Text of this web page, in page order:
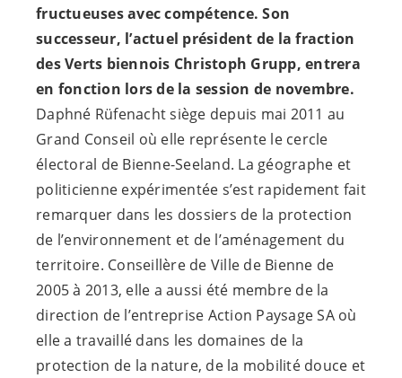
fructueuses avec compétence. Son
successeur, l’actuel président de la fraction
des Verts biennois Christoph Grupp, entrera
en fonction lors de la session de novembre.
Daphné Rüfenacht siège depuis mai 2011 au
Grand Conseil où elle représente le cercle
électoral de Bienne-Seeland. La géographe et
politicienne expérimentée s’est rapidement fait
remarquer dans les dossiers de la protection
de l’environnement et de l’aménagement du
territoire. Conseillère de Ville de Bienne de
2005 à 2013, elle a aussi été membre de la
direction de l’entreprise Action Paysage SA où
elle a travaillé dans les domaines de la
protection de la nature, de la mobilité douce et